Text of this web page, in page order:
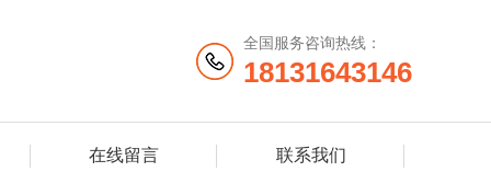
全国服务咨询热线：
18131643146
在线留言 联系我们